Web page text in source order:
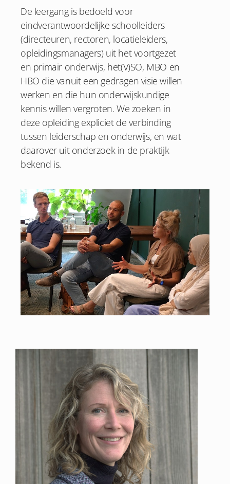
De leergang is bedoeld voor
eindverantwoordelijke schoolleiders
(directeuren, rectoren, locatieleiders,
opleidingsmanagers) uit het voortgezet
en primair onderwijs, het(V)SO, MBO en
HBO die vanuit een gedragen visie willen
werken en die hun onderwijskundige
kennis willen vergroten. We zoeken in
deze opleiding expliciet de verbinding
tussen leiderschap en onderwijs, en wat
daarover uit onderzoek in de praktijk
bekend is.